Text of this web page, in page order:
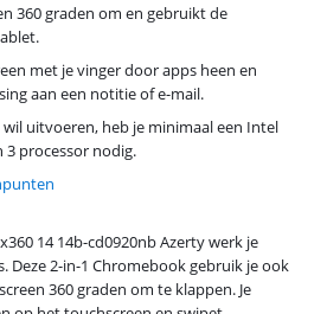
360 graden om en gebruikt de
met je vinger door apps heen en
aan een notitie of e-mail.
wil uitvoeren, heb je minimaal een Intel
3 processor nodig.
14 14b-cd0920nb Azerty werk je
Deze 2-in-1 Chromebook gebruik je ook
360 graden om te klappen. Je